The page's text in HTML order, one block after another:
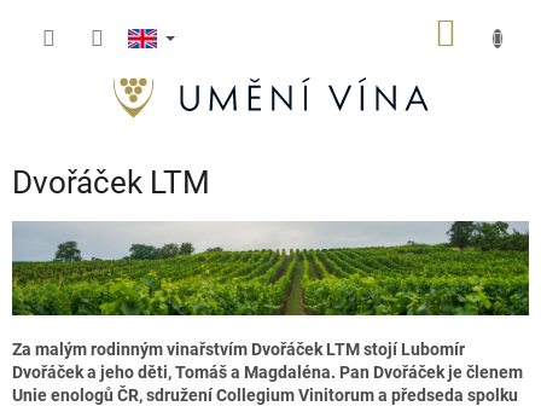
Dvořáček LTM
Za malým rodinným vinařstvím Dvořáček LTM stojí Lubomír
Dvořáček a jeho děti, Tomáš a Magdaléna. Pan Dvořáček je členem
Unie enologů ČR, sdružení Collegium Vinitorum a předseda spolku